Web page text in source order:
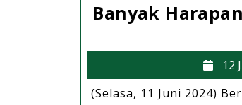
Banyak
12
(Selasa, 11 Juni 2024)